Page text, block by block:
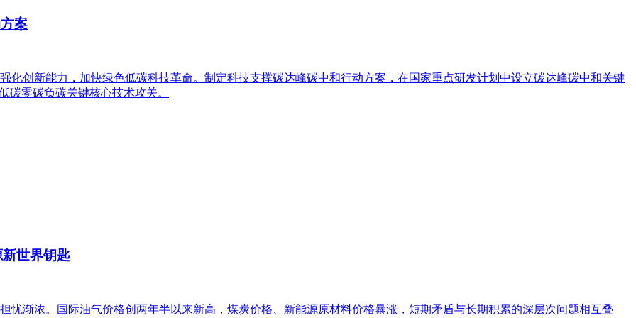
案
化创新能力，加快绿色低碳科技革命。制定科技支撑碳达峰碳中和行动方案，在国家重点研发计划中设立碳达峰碳中和关键
碳零碳负碳关键核心技术攻关。
世界钥匙
忧渐浓。国际油气价格创两年半以来新高，煤炭价格、新能源原材料价格暴涨，短期矛盾与长期积累的深层次问题相互叠